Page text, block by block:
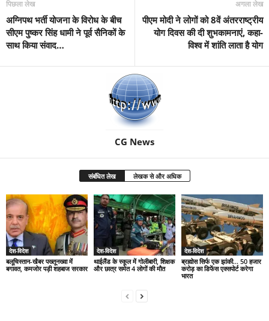
पिछला लेख
अग्निपथ भर्ती योजना के विरोध के बीच
सीएम पुष्कर सिंह धामी ने पूर्व सैनिकों के
साथ किया संवाद…
अगला लेख
पीएम मोदी ने लोगों को 8वें अंतरराष्ट्रीय
योग दिवस की दी शुभकामनाएं, कहा-
विश्व में शांति लाता है योग
CG News
संबंधित लेख लेखक से और अधिक
देश-विदेश
बलूचिस्तान-खैबर पख्तूनख्वा में
बगावत, कमजोर पड़ी शहबाज सरकार
देश-विदेश
थाईलैंड के स्कूल में गोलीबारी, शिक्षक
और छात्र समेत 4 लोगों की मौत
देश-विदेश
ब्रह्मोस सिर्फ एक झांकी… 50 हजार
करोड़ का डिफेंस एक्सपोर्ट करेगा
भारत